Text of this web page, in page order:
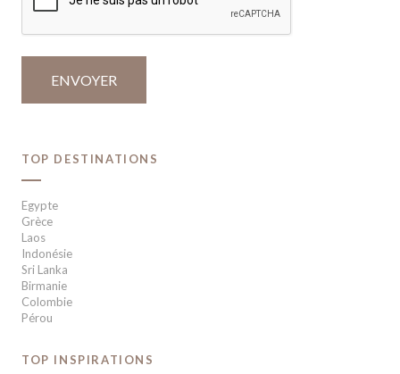
TOP DESTINATIONS
Egypte
Grèce
Laos
Indonésie
Sri Lanka
Birmanie
Colombie
Pérou
TOP INSPIRATIONS